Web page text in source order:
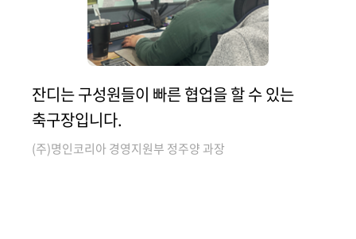
잔디는 구성원들이 빠른 협업을 할 수 있는
축구장입니다.
(주)명인코리아 경영지원부 정주양 과장